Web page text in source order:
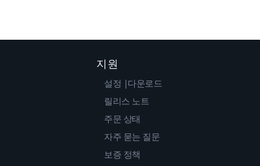
지원
설정 |다운로드
릴리스 노트
주문 상태
자주 묻는 질문
보증 정책